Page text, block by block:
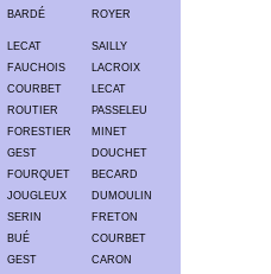
BARDÉ ROYER
LECAT
SAILLY
FAUCHOIS
LACROIX
COURBET
LECAT
ROUTIER
PASSELEU
FORESTIER
MINET
GEST
DOUCHET
FOURQUET
BECARD
JOUGLEUX
DUMOULIN
SERIN
FRETON
BUÉ
COURBET
GEST
CARON